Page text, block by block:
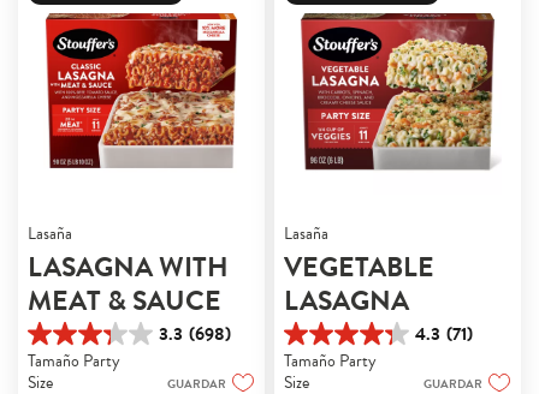
Lasaña
LASAGNA WITH
MEAT & SAUCE
3.3 (698)
3.3
de
5
Tamaño Party
Size
GUARDAR
Lasaña
VEGETABLE
LASAGNA
4.3 (71)
4.3
de
5
Tamaño Party
Size
GUARDAR